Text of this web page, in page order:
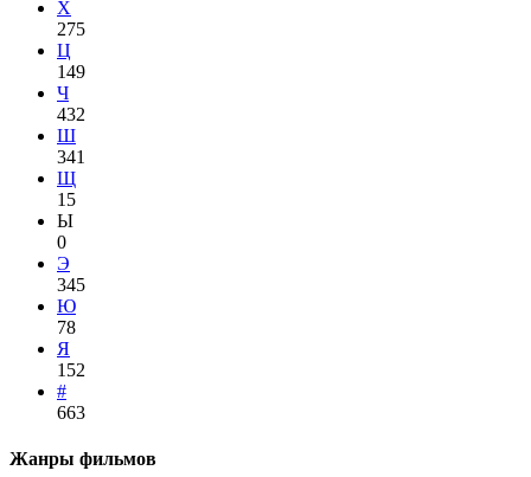
Х
275
Ц
149
Ч
432
Ш
341
Щ
15
Ы
0
Э
345
Ю
78
Я
152
#
663
Жанры фильмов